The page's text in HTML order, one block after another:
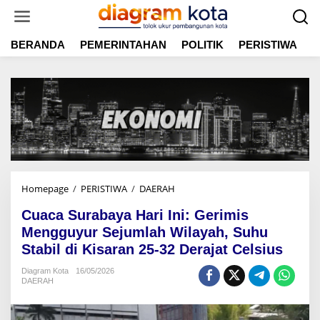
t
BERANDA PEMERINTAHAN POLITIK PERISTIWA
Homepage / PERISTIWA / DAERAH
a
c
b
Cuaca Surabaya Hari Ini: Gerimis
Mengguyur Sejumlah Wilayah, Suhu
Stabil di Kisaran 25-32 Derajat Celsius
Diagram Kota
16/05/2026
DAERAH